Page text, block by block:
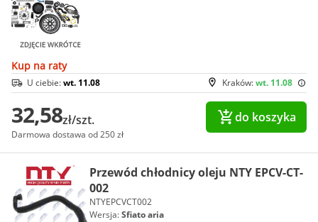
Kup na raty
Kraków:wt. 11.08
U ciebie:wt. 11.08
32,58zł/szt.
Darmowa dostawa od 250 zł
do koszyka
Przewód chłodnicy oleju NTY EPCV-CT-
002
NTYEPCVCT002
Wersja:Sfiato aria